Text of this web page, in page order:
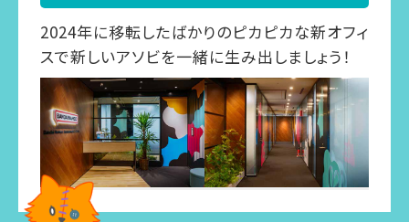
2024年に移転したばかりのピカピカな新オフィ
スで新しいアソビを一緒に生み出しましょう！